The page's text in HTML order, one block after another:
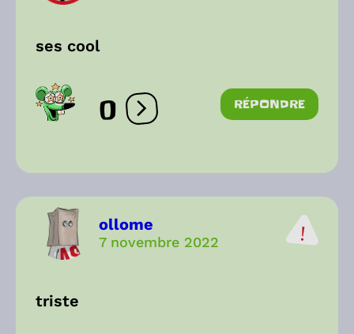
ses cool
0 Ouvrir les réactions
RÉPONDRE
ollome
7 novembre 2022
triste